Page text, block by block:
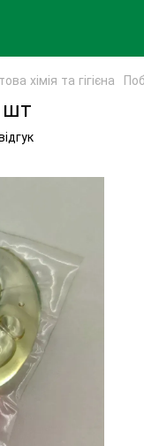
хімія та гігієна
шт